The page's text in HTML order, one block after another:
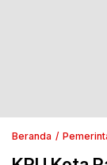
Beranda